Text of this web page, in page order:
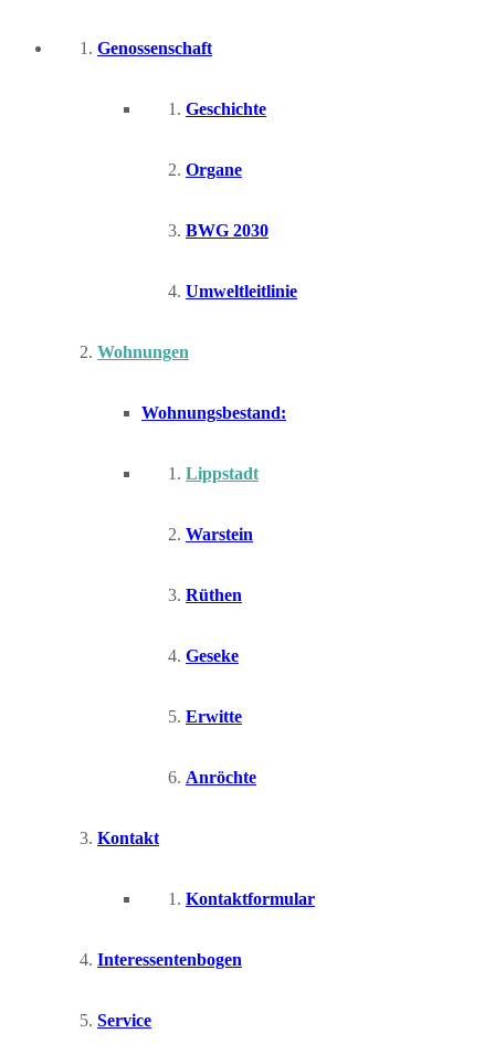
Genossenschaft
Geschichte
Organe
BWG 2030
Umweltleitlinie
Wohnungen
Wohnungsbestand:
Lippstadt
Warstein
Rüthen
Geseke
Erwitte
Anröchte
Kontakt
Kontaktformular
Interessentenbogen
Service